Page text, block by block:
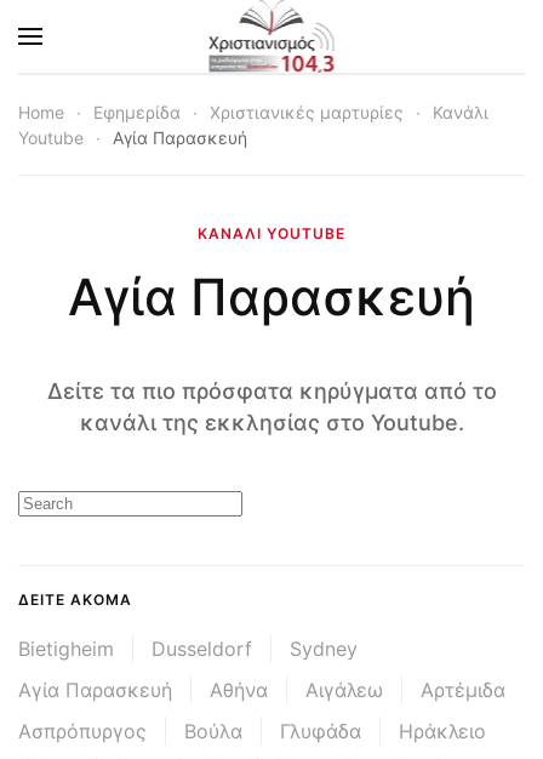
Skip to main content
Home Εφημερίδα Χριστιανικές μαρτυρίες
Κανάλι
Youtube
Αγία Παρασκευή
ΚΑΝΆΛΙ YOUTUBE
Αγία Παρασκευή
Δείτε τα πιο πρόσφατα κηρύγματα από το
κανάλι της εκκλησίας στο Youtube.
ΔΕΊΤΕ ΑΚΌΜΑ
Bietigheim Dusseldorf
Sydney
Αγία Παρασκευή
Αθήνα Αιγάλεω
Αρτέμιδα
Ασπρόπυργος
Βούλα Γλυφάδα
Ηράκλειο